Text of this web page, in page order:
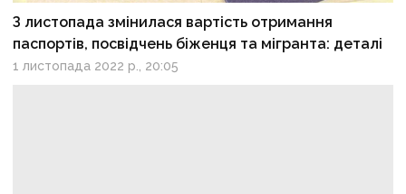
З листопада змінилася вартість отримання
паспортів, посвідчень біженця та мігранта: деталі
1 листопада 2022 р., 20:05